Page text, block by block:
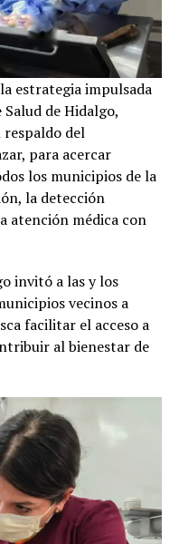
estrategia impulsada
de Hidalgo,
respaldo del
para acercar
los municipios de la
la detección
atención médica con
invitó a las y los
vecinos a
facilitar el acceso a
al bienestar de